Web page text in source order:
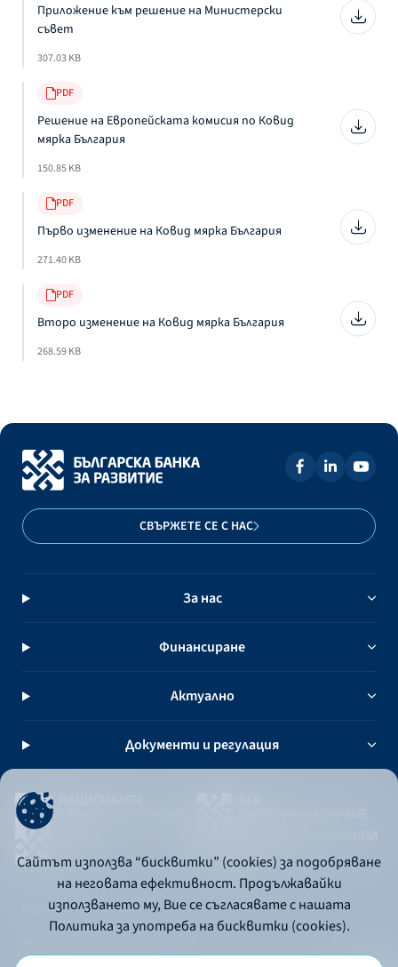
Приложение към решение на Министерски
съвет
307.03 KB
PDF
Решение на Европейската комисия по Ковид
мярка България
150.85 KB
PDF
Първо изменение на Ковид мярка България
271.40 KB
PDF
Второ изменение на Ковид мярка България
268.59 KB
СВЪРЖЕТЕ СЕ С НАС
За нас
Финансиране
Актуално
Документи и регулация
Политика за употреба на бисквитки
Политика за поверителност
Сайтът използва “бисквитки” (cookies) за подобряване
на неговата ефективност. Продължавайки
използването му, Вие се съгласявате с нашата
Политика за употреба на бисквитки (cookies).